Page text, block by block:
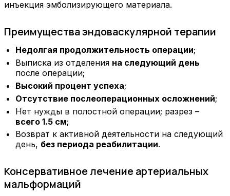
инъекция эмболизирующего материала.
Преимущества эндоваскулярной терапии
Недолгая продолжительность операции;
Выписка из отделения на следующий день
после операции;
Высокий процент успеха;
Отсутствие послеоперационных осложнений;
Нет нужды в полостной операции; разрез –
всего 1.5 см;
Возврат к активной деятельности на следующий
день, без периода реабилитации.
Консервативное лечение артериальных
мальформаций